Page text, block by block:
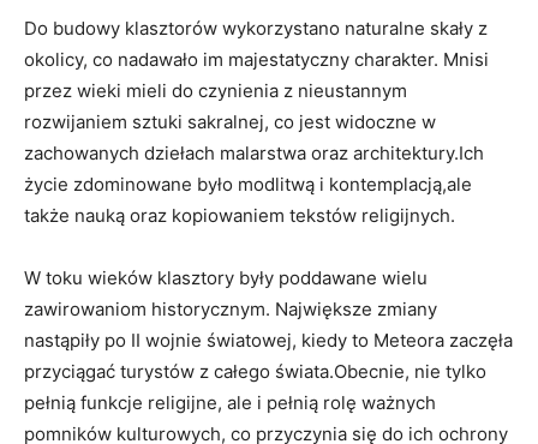
Do budowy klasztorów wykorzystano naturalne skały z
okolicy, co nadawało im majestatyczny charakter. Mnisi
przez wieki mieli do czynienia z nieustannym
rozwijaniem sztuki sakralnej, co jest widoczne w
zachowanych dziełach malarstwa oraz architektury.Ich
życie zdominowane było modlitwą i kontemplacją,ale
także nauką oraz kopiowaniem tekstów religijnych.
W toku wieków klasztory były poddawane wielu
zawirowaniom historycznym. Największe zmiany
nastąpiły po II wojnie światowej, kiedy to Meteora zaczęła
przyciągać turystów z całego świata.Obecnie, nie tylko
pełnią funkcje religijne, ale i pełnią rolę ważnych
pomników kulturowych, co przyczynia się do ich ochrony